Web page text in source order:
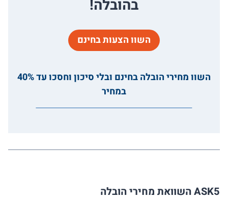
בהובלה!
השוו הצעות בחינם
השוו מחירי הובלה בחינם ובלי סיכון וחסכו עד 40%
במחיר
ASK5 השוואת מחירי הובלה